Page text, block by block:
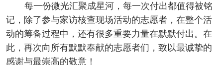
每一份微光汇聚成星河，每一次付出都值得被铭
记，除了参与家访核查现场活动的志愿者，在整个活
动的筹备过程中，还有很多重要力量在默默付出。在
此，再次向所有默默奉献的志愿者们，致以最诚挚的
感谢与最崇高的敬意！